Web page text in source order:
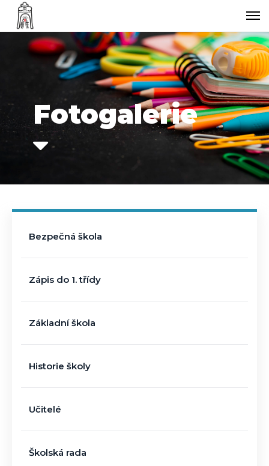
Fotogalerie
Bezpečná škola
Zápis do 1. třídy
Základní škola
Historie školy
Učitelé
Školská rada